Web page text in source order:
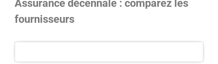
Assurance décennale : comparez les
fournisseurs